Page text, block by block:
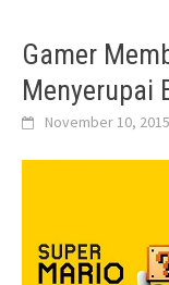
Gamer
Menyerupai
November 10, 2015